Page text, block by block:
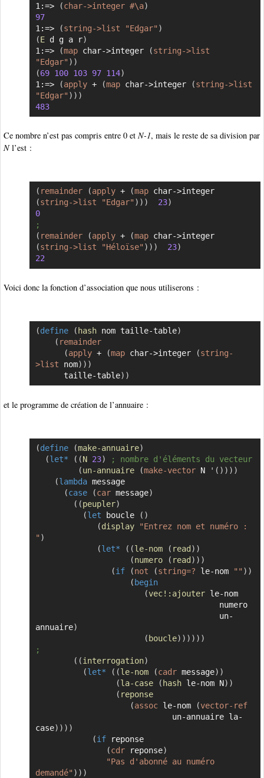
1:=>
(char->integer #\a)
97
1:=>
(string->list "Edgar" )
(E d g a r)
1:=>
(map char->integer (string->list
"Edgar" ) )
(69 100 103 97 114)
1:=>
(apply + (map char->integer (string->list
"Edgar" ) ) )
483
Ce nombre n’est pas compris entre 0 et N-1, mais le reste de sa division par
Nl’est :
( remainder (apply + (map
char->integer
(string->list "Edgar" ) ) ) 23)
0
;
( remainder (apply + (map
char->integer
(string->list "Héloïse" ) ) ) 23)
22
Voici donc la fonction d’association que nous utiliserons :
(define ( hash nom taille-table)
( remainder
(apply + (map char->integer (string-
>list nom) ) )
      taille-table
) )
et le programme de création de l’annuaire :
(define (make-annuaire)
(let* ( (N 23)
; nombre d'éléments du vecteur
(un-annuaire (make-vector N ' ( ) ) ) )
(lambda message
(case (car message)
( (peupler)
(let boucle ( )
(display
"Entrez nom et numéro :
" )
(let* ( (le-nom ( read ) )
(numero ( read ) ) )
(if (not (string=? le-nom "" ) )
( begin
(vec!:ajouter le-nom
annuaire)
( boucle) ) ) ) ) )
;
( (interrogation)
(let* ( (le-nom (cadr message) )
(la-case ( hash le-nom N) )
( reponse
(assoc le-nom (vector-ref
case) ) ) )
(if reponse
(cdr reponse)
"Pas d'abonné au numéro
demandé" ) ) )